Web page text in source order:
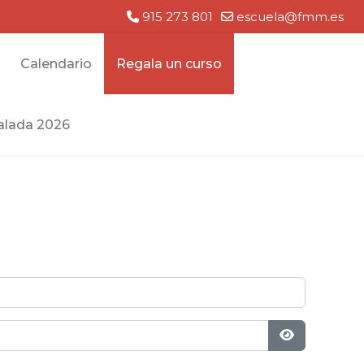
915 273 801 escuela@fmm.es
Calendario Regala un curso
2026
Mostrar